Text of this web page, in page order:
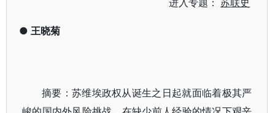
● 王晓菊
摘要：苏维埃政权从诞生之日起就面临着极其严